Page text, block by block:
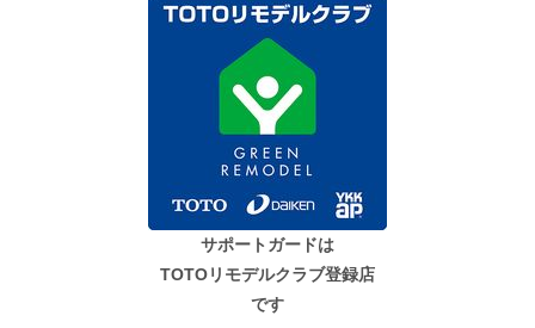
サポートガードは
TOTOリモデルクラブ登録店
です